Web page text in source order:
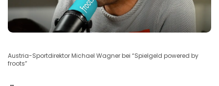
Austria-Sportdirektor Michael Wagner bei “Spielgeld powered by
froots”